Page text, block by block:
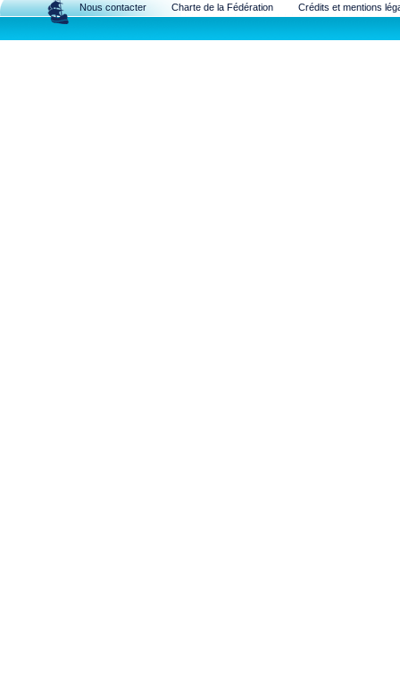
Nous contacter Charte de la Fédération Crédits et mentions